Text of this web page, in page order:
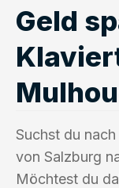
Geld
Suchst du
von Salzburg
Möchtest du